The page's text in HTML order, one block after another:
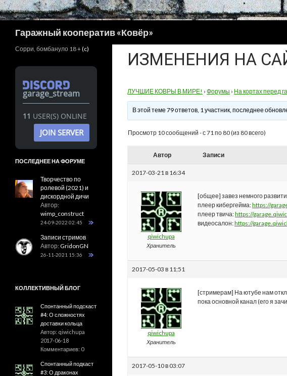
Гаражный кооператив «Ковёр»
ИЗМЕНЕНИЯ НА
ЛУЧШИЕ КОВРЫ В МИРЕ! › Форумы › На кортах перед
В этой теме 79 ответов, 1 участник, последнее
Просмотр 10 сообщений - с 71 по 80 (из 80 всего)
Автор Записи
2017-03-21 в 16:34
qiwichupa
Хранитель
[общее] завез немного
плеер кибергейма:https://
плеер твича:https://
видеосалон:https://
2017-05-03 в 11:51
qiwichupa
Хранитель
[стримерам] На ютубе нам
пока основной канал (его я
2017-05-10 в 03:07
Сорри, бомбануло 18 +(c)
garage_stream
11 USER(S) ONLINE
JOIN SERVER
ПОСЛЕДНЕЕ НА ФОРУМЕ
Творчество по
ролевой (2021) и
дискордной дичи
Автор:
wimp_construct
24-09-2022 02:45
Записи стримов
Автор:GridonGN
26-11-2021 15:36
КОЛЛЕКТИВНЫЙ БЛОГ
Спонтанный подскаст
#4: О сложностях
доставки кольца
Автор: qiwichupa
2017-06-18
Комментариев: 0
Спонтанный подкаст
#3: О драконах